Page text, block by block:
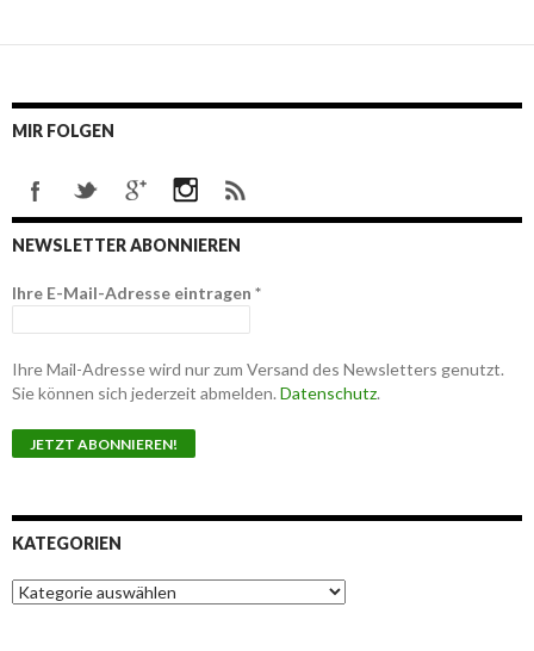
MIR FOLGEN
NEWSLETTER ABONNIEREN
Ihre E-Mail-Adresse eintragen *
Ihre Mail-Adresse wird nur zum Versand des Newsletters genutzt.
Sie können sich jederzeit abmelden. Datenschutz.
KATEGORIEN
K
a